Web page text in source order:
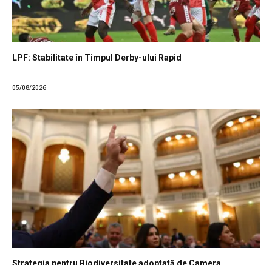
LPF: Stabilitate în Timpul Derby-ului Rapid
05/08/2026